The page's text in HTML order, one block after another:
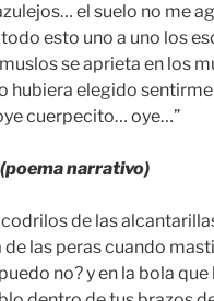
el suelo no me
esto uno a uno los
se aprieta en los
hubiera elegido
cuerpecito… oye…”
narrativo)
de las
de las peras cuando
no? y en la bola